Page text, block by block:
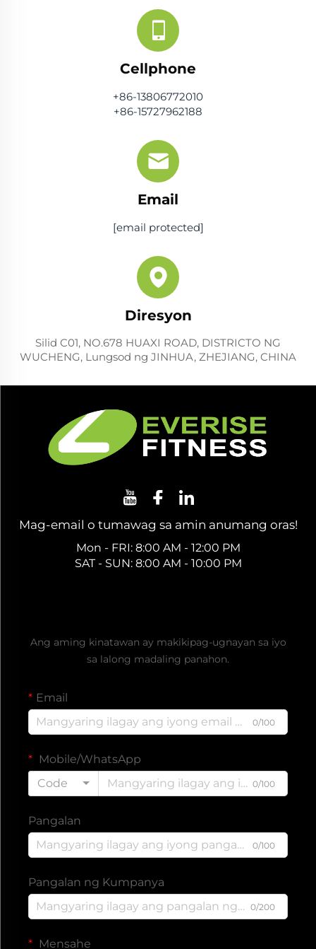
Cellphone
+86-13806772010
+86-15727962188
Email
[email protected]
Diresyon
Silid C01, NO.678 HUAXI ROAD, DISTRICTO NG
WUCHENG, Lungsod ng JINHUA, ZHEJIANG, CHINA
Mag-email o tumawag sa amin anumang oras!
Mon - FRI: 8:00 AM - 12:00 PM
SAT - SUN: 8:00 AM - 10:00 PM
Ang aming kinatawan ay makikipag-ugnayan sa iyo
sa lalong madaling panahon.
Email
0/100
Mobile/WhatsApp
Code
0/100
Pangalan
0/100
Pangalan ng Kumpanya
0/200
Mensahe